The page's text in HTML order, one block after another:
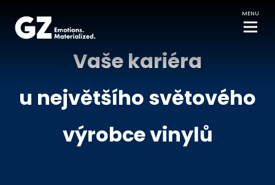
MENU
Vaše kariéra
u největšího světového
výrobce vinylů